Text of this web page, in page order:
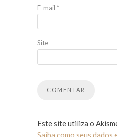
E-mail *
Site
Este site utiliza o
Saiba como seus dados